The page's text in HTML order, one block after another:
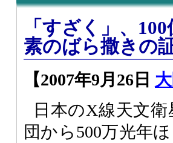
「すざく」、
素のばら撒きの
【2007年9月26日
日本のX線天文
団から500万光年